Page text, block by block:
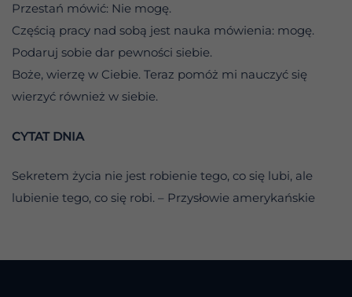
Przestań mówić: Nie mogę.
Częścią pracy nad sobą jest nauka mówienia: mogę.
Podaruj sobie dar pewności siebie.
Boże, wierzę w Ciebie. Teraz pomóż mi nauczyć się
wierzyć również w siebie.
CYTAT DNIA
Sekretem życia nie jest robienie tego, co się lubi, ale
lubienie tego, co się robi. – Przysłowie amerykańskie